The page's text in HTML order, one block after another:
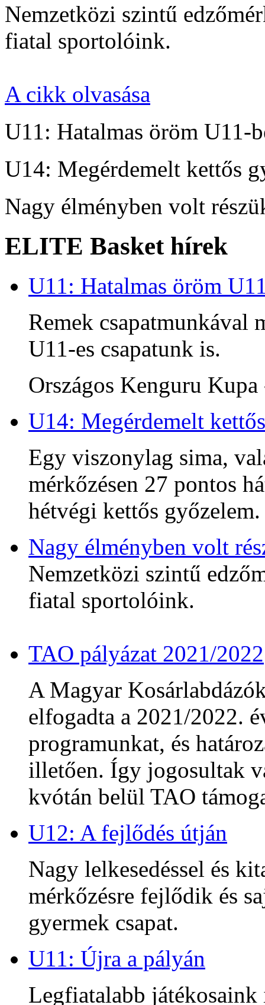
Nemzetközi szintű
fiatal sportolóink.
A cikk olvasása
U11: Hatalmas öröm U11-
U14: Megérdemelt kettős
Nagy élményben volt
ELITE Basket hírek
U11: Hatalmas öröm
Remek csapatmunkával
U11-es csapatunk is.
Országos Kenguru
U14: Megérdemelt
Egy viszonylag sima,
mérkőzésen 27 pontos
hétvégi kettős győzelem.
Nagy élményben volt
Nemzetközi szintű
fiatal sportolóink.
TAO pályázat 2021/2022
A Magyar
elfogadta a 2021/2022.
programunkat, és
illetően. Így jogosultak
kvótán belül TAO
U12: A fejlődés útján
Nagy lelkesedéssel és
mérkőzésre fejlődik és
gyermek csapat.
U11: Újra a pályán
Legfiatalabb